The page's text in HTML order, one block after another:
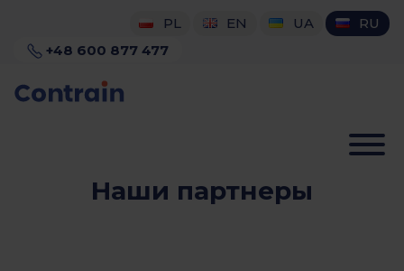
PL EN UA
RU
+48 600 877 477
Наши партнеры